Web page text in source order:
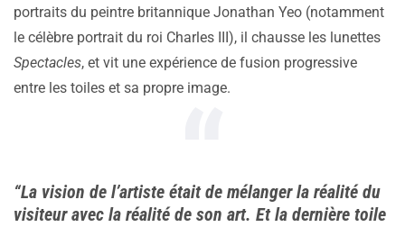
portraits du peintre britannique Jonathan Yeo (notamment
le célèbre portrait du roi Charles III), il chausse les lunettes
Spectacles, et vit une expérience de fusion progressive
entre les toiles et sa propre image.
“La vision de l’artiste était de mélanger la réalité du
visiteur avec la réalité de son art. Et la dernière toile